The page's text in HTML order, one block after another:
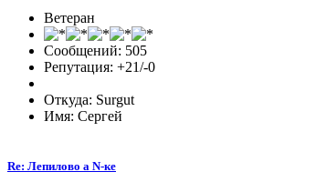
Ветеран
Сообщений: 505
Репутация: +21/-0
Откуда: Surgut
Имя: Сергей
Re: Лепилово а N-ке